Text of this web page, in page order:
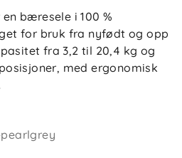
bæresele i 100 %
for bruk fra nyfødt og opp
fra 3,2 til 20,4 kg og
med ergonomisk
Kryssbare
pearlgrey